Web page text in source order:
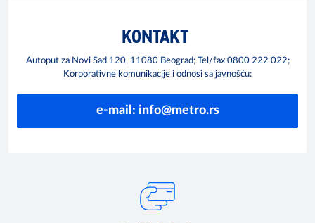
KONTAKT
Autoput za Novi Sad 120, 11080 Beograd; Tel/fax 0800 222 022;
Korporativne komunikacije i odnosi sa javnošću:
e-mail: info@metro.rs